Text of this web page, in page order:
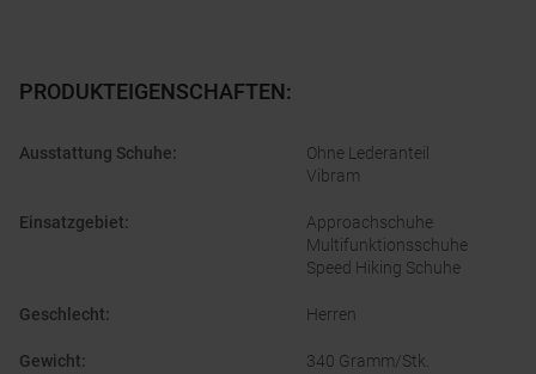
PRODUKTEIGENSCHAFTEN:
Ausstattung Schuhe:
Ohne Lederanteil
Vibram
Einsatzgebiet:
Approachschuhe
Multifunktionsschuhe
Speed Hiking Schuhe
Geschlecht: Herren
Gewicht: 340 Gramm/Stk.